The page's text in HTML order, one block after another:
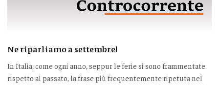
Ne riparliamo a settembre!
In Italia, come ogni anno, seppur le ferie si sono frammentate
rispetto al passato, la frase più frequentemente ripetuta nel